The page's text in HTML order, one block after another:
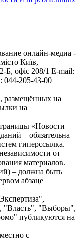
онлайн-медиа -
Київ,
офіс 208/1 E-mail:
044-205-43-00
размещённых на
на
«Новости
– обязательна
гиперссылка.
от
материалов.
– должна быть
абзаце
"Власть", "Выборы",
публикуются на
с